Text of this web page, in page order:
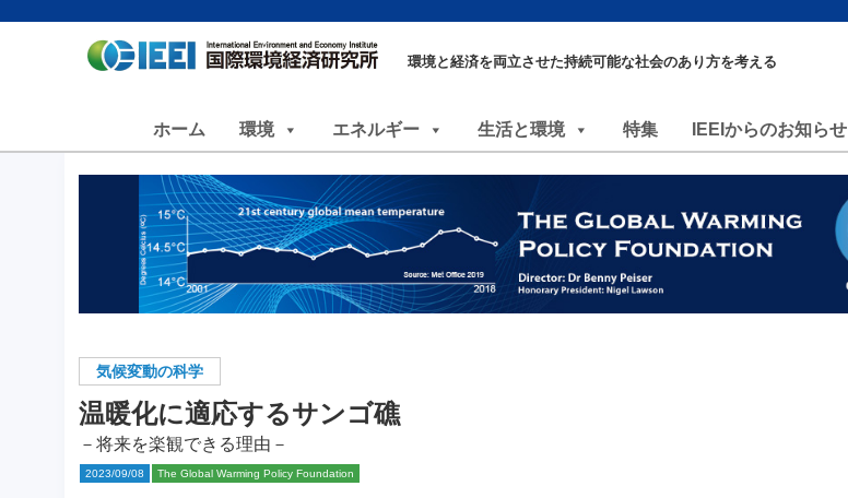
環境と経済を両立させた持続可能な社会のあり方を考える
ホーム 環境 エネルギー 生活と環境 特集 IEEIからのお知らせ
気候変動の科学
温暖化に適応するサンゴ礁
－将来を楽観できる理由－
2023/09/08 The Global Warming Policy Foundation